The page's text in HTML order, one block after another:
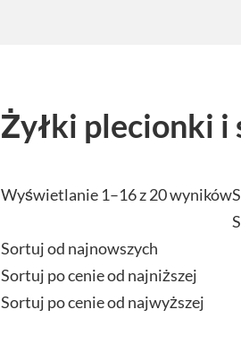
Żyłki plecionki i
Wyświetlanie 1–16 z 20 wyników
Sortuj od najnowszych
Sortuj po cenie od najniższej
Sortuj po cenie od najwyższej